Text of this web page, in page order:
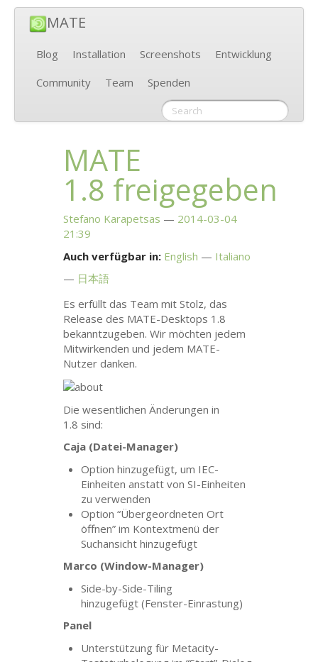
MATE
Blog Installation Screenshots
Entwicklung
Community
Team Spenden
MATE
1.8 freigegeben
Stefano Karapetsas
2014-03-04
21:39
Auch verfügbar in: English
Italiano
日本語
Es erfüllt das Team mit Stolz, das
Release des MATE-Desktops 1.8
bekanntzugeben. Wir möchten jedem
Mitwirkenden und jedem MATE-
Nutzer danken.
Die wesentlichen Änderungen in
1.8 sind:
Caja (Datei-Manager)
Option hinzugefügt, um IEC-
Einheiten anstatt vonSI-Einheiten
zu verwenden
Option “Übergeordneten Ort
öffnen” im Kontextmenü der
Suchansicht hinzugefügt
Marco (Window-Manager)
Side-by-Side-Tiling
hinzugefügt (Fenster-Einrastung)
Panel
Unterstützung für Metacity-